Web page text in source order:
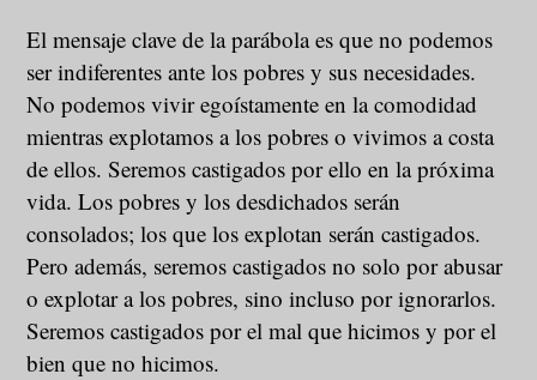
El mensaje clave de la parábola es que no podemos
ser indiferentes ante los pobres y sus necesidades.
No podemos vivir egoístamente en la comodidad
mientras explotamos a los pobres o vivimos a costa
de ellos. Seremos castigados por ello en la próxima
vida. Los pobres y los desdichados serán
consolados; los que los explotan serán castigados.
Pero además, seremos castigados no solo por abusar
o explotar a los pobres, sino incluso por ignorarlos.
Seremos castigados por el mal que hicimos y por el
bien que no hicimos.